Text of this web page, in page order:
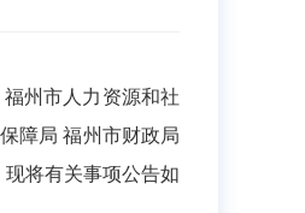
州市人力资源和社
障局 福州市财政局
将有关事项公告如